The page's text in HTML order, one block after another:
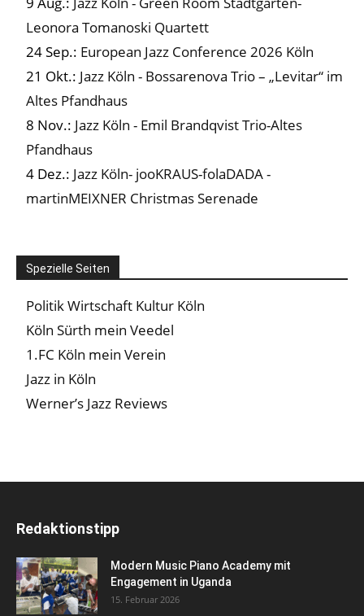
Leonora Tomanoski Quartett
24 Sep.: European Jazz Conference 2026 Köln
21 Okt.: Jazz Köln - Bossarenova Trio – „Levitar“ im
Altes Pfandhaus
8 Nov.: Jazz Köln - Emil Brandqvist Trio-Altes
Pfandhaus
4 Dez.: Jazz Köln- jooKRAUS-folaDADA -
martinMEIXNER Christmas Serenade
Spezielle Seiten
Politik Wirtschaft Kultur Köln
Köln Sürth mein Veedel
1.FC Köln mein Verein
Jazz in Köln
Werner’s Jazz Reviews
Redaktionstipp
Modern Music Piano Academy mit
Engagement in Uganda
15. Februar 2026